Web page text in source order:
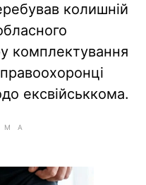
колишній
комплектування
ексвійськкома.